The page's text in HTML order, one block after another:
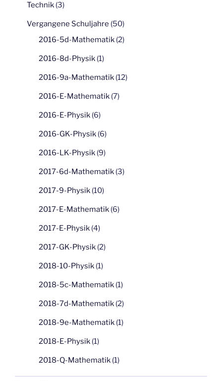
Technik (3)
Vergangene Schuljahre (50)
2016-5d-Mathematik (2)
2016-8d-Physik (1)
2016-9a-Mathematik (12)
2016-E-Mathematik (7)
2016-E-Physik (6)
2016-GK-Physik (6)
2016-LK-Physik (9)
2017-6d-Mathematik (3)
2017-9-Physik (10)
2017-E-Mathematik (6)
2017-E-Physik (4)
2017-GK-Physik (2)
2018-10-Physik (1)
2018-5c-Mathematik (1)
2018-7d-Mathematik (2)
2018-9e-Mathematik (1)
2018-E-Physik (1)
2018-Q-Mathematik (1)